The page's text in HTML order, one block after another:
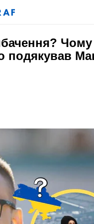
Чому
подякував